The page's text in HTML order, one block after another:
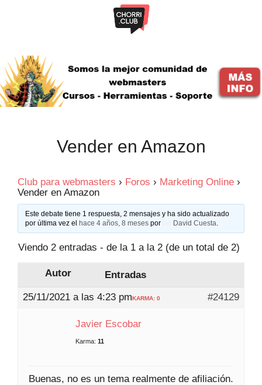
Vender en Amazon
Club para webmasters › Foros › Marketing Online ›
Vender en Amazon
Este debate tiene 1 respuesta, 2 mensajes y ha sido actualizado
por última vez elhace 4 años, 8 meses por David Cuesta.
Viendo 2 entradas - de la 1 a la 2 (de un total de 2)
Autor
Entradas
25/11/2021 a las 4:23 pm
#24129
KARMA: 0
Javier Escobar
Karma: 11
Buenas, no es un tema realmente de afiliación.